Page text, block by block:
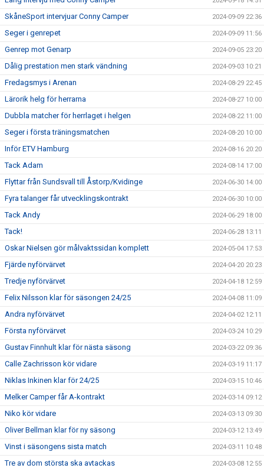
SkåneSport intervjuar Conny Camper 2024-09-09 22:36
Seger i genrepet 2024-09-09 11:56
Genrep mot Genarp 2024-09-05 23:20
Dålig prestation men stark vändning 2024-09-03 10:21
Fredagsmys i Arenan 2024-08-29 22:45
Lärorik helg för herrarna 2024-08-27 10:00
Dubbla matcher för herrlaget i helgen 2024-08-22 11:00
Seger i första träningsmatchen 2024-08-20 10:00
Inför ETV Hamburg 2024-08-16 20:20
Tack Adam 2024-08-14 17:00
Flyttar från Sundsvall till Åstorp/Kvidinge 2024-06-30 14:00
Fyra talanger får utvecklingskontrakt 2024-06-30 10:00
Tack Andy 2024-06-29 18:00
Tack! 2024-06-28 13:11
Oskar Nielsen gör målvaktssidan komplett 2024-05-04 17:53
Fjärde nyförvärvet 2024-04-20 20:23
Tredje nyförvärvet 2024-04-18 12:59
Felix Nilsson klar för säsongen 24/25 2024-04-08 11:09
Andra nyförvärvet 2024-04-02 12:11
Första nyförvärvet 2024-03-24 10:29
Gustav Finnhult klar för nästa säsong 2024-03-22 09:36
Calle Zachrisson kör vidare 2024-03-19 11:17
Niklas Inkinen klar för 24/25 2024-03-15 10:46
Melker Camper får A-kontrakt 2024-03-14 09:12
Niko kör vidare 2024-03-13 09:30
Oliver Bellman klar för ny säsong 2024-03-12 13:49
Vinst i säsongens sista match 2024-03-11 10:48
Tre av dom största ska avtackas 2024-03-08 12:55